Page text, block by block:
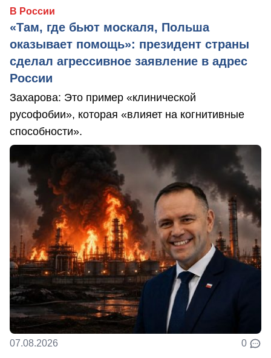
В России
«Там, где бьют москаля, Польша
оказывает помощь»: президент страны
сделал агрессивное заявление в адрес
России
Захарова: Это пример «клинической
русофобии», которая «влияет на когнитивные
способности».
07.08.2026 0